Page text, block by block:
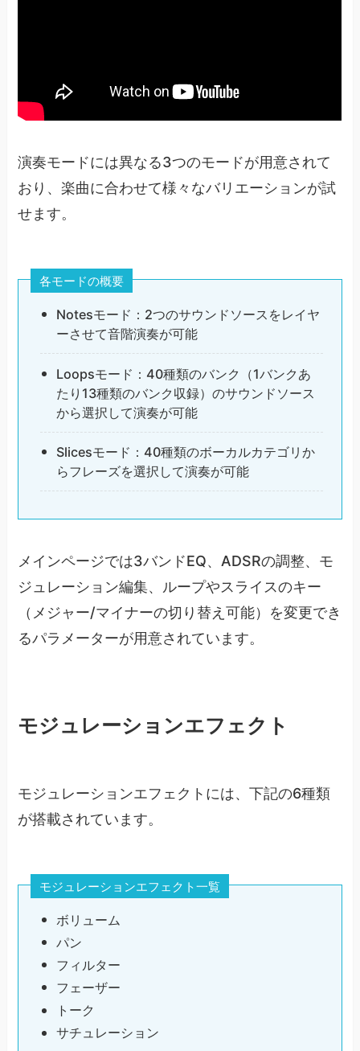
演奏モードには異なる3つのモードが用意されて
おり、楽曲に合わせて様々なバリエーションが試
せます。
各モードの概要
Notesモード：2つのサウンドソースをレイヤ
ーさせて音階演奏が可能
Loopsモード：40種類のバンク（1バンクあ
たり13種類のバンク収録）のサウンドソース
から選択して演奏が可能
Slicesモード：40種類のボーカルカテゴリか
らフレーズを選択して演奏が可能
メインページでは3バンドEQ、ADSRの調整、モ
ジュレーション編集、ループやスライスのキー
（メジャー/マイナーの切り替え可能）を変更でき
るパラメーターが用意されています。
モジュレーションエフェクト
モジュレーションエフェクトには、下記の6種類
が搭載されています。
モジュレーションエフェクト一覧
ボリューム
パン
フィルター
フェーザー
トーク
サチュレーション